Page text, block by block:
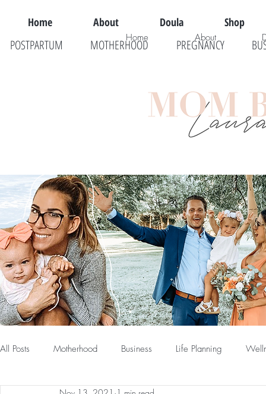
Home About Doula Shop
POSTPARTUM MOTHERHOOD PREGNANCY
All Posts Motherhood Business Life Planning
Home About